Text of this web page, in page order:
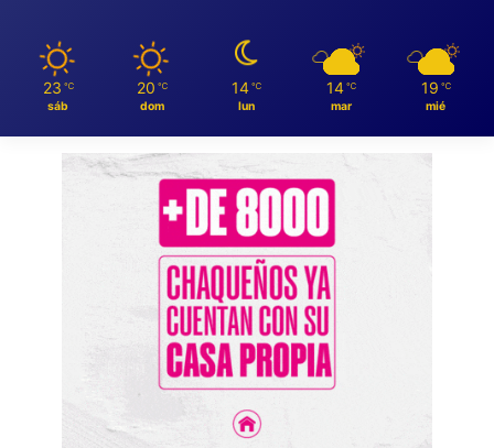
23 ℃
sáb
20 ℃
dom
14 ℃
lun
14 ℃
mar
19 ℃
mié